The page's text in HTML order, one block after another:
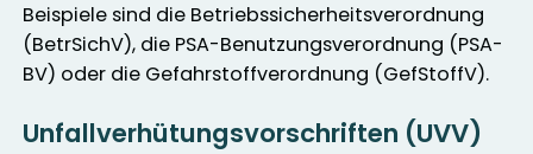
Beispiele sind die Betriebssicherheitsverordnung
(BetrSichV), die PSA-Benutzungsverordnung (PSA-
BV) oder die Gefahrstoffverordnung (GefStoffV).
Unfallverhütungsvorschriften (UVV)